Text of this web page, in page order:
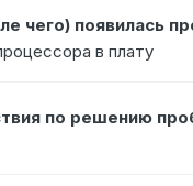
чего) появилась
в плату
по решению